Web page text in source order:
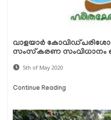
വാളയാര്‍
സംസ്‌കരണ സംവിധാനം
5th of May 2020
Continue Reading